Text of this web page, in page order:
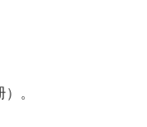
。